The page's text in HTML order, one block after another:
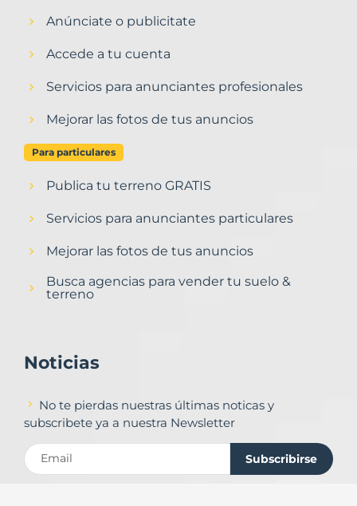
Anúnciate o publicitate
Accede a tu cuenta
Servicios para anunciantes profesionales
Mejorar las fotos de tus anuncios
Para particulares
Publica tu terreno GRATIS
Servicios para anunciantes particulares
Mejorar las fotos de tus anuncios
Busca agencias para vender tu suelo &
terreno
Noticias
No te pierdas nuestras últimas noticas y
subscribete ya a nuestra Newsletter
Subscribirse